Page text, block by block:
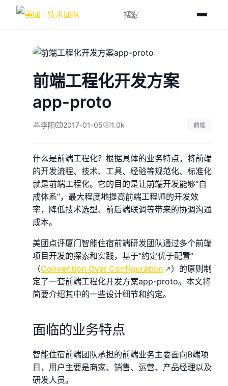
前端工程化开发方案
app-proto
李阳 2017-01-05 1.0k 前端
什么是前端工程化？根据具体的业务特点，将前端
的开发流程、技术、工具、经验等规范化、标准化
就是前端工程化。它的目的是让前端开发能够“自
成体系”，最大程度地提高前端工程师的开发效
率，降低技术选型、前后端联调等带来的协调沟通
成本。
美团点评厦门智能住宿前端研发团队通过多个前端
项目开发的探索和实践，基于“约定优于配置”
（Convention Over Configuration
）的原则制
定了一套前端工程化开发方案app-proto。本文将
简要介绍其中的一些设计细节和约定。
面临的业务特点
智能住宿前端团队承担的前端业务主要面向B端项
目，用户主要是商家、销售、运营、产品经理以及
研发人员。